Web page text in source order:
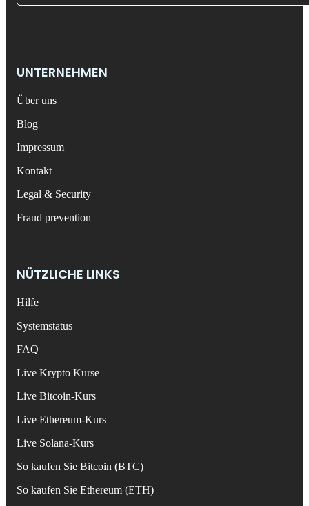
UNTERNEHMEN
Über uns
Blog
Impressum
Kontakt
Legal & Security
Fraud prevention
NÜTZLICHE LINKS
Hilfe
Systemstatus
FAQ
Live Krypto Kurse
Live Bitcoin-Kurs
Live Ethereum-Kurs
Live Solana-Kurs
So kaufen Sie Bitcoin (BTC)
So kaufen Sie Ethereum (ETH)